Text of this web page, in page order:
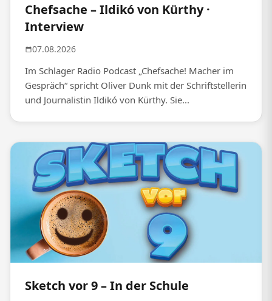
Chefsache – Ildikó von Kürthy ·
Interview
07.08.2026
Im Schlager Radio Podcast „Chefsache! Macher im
Gespräch“ spricht Oliver Dunk mit der Schriftstellerin
und Journalistin Ildikó von Kürthy. Sie...
Sketch vor 9 – In der Schule